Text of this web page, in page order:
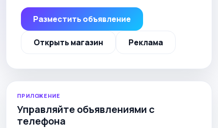
Разместить объявление
Открыть магазин Реклама
ПРИЛОЖЕНИЕ
Управляйте объявлениями с
телефона